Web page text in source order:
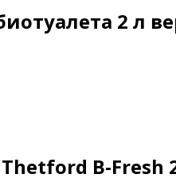
2 л
B-Fresh